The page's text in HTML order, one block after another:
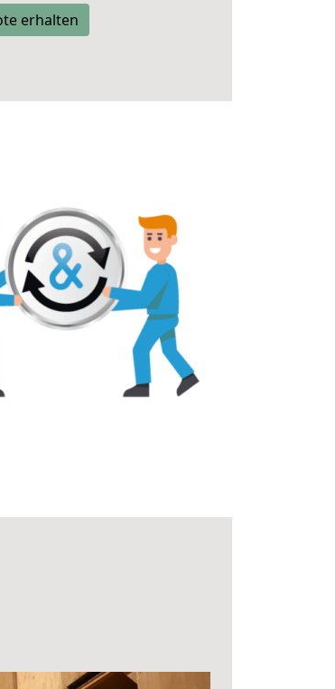
erhalten